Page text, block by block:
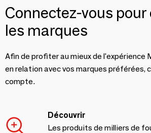
Connectez-vous
les marques
Afin de profiter au mieux de l'expérience
en relation avec vos marques préférées,
compte.
Découvrir
Les produits de milliers de